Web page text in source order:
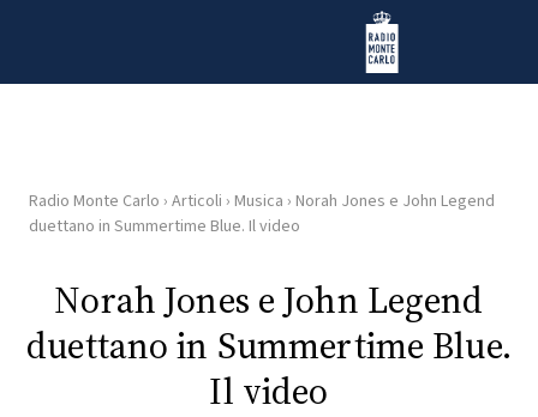
Radio Monte Carlo
HOME
RADIO
WEB
Radio Monte Carlo › Articoli › Musica › Norah Jones e John Legend
duettano in Summertime Blue. Il video
Norah Jones e John Legend
duettano in Summertime Blue.
Il video